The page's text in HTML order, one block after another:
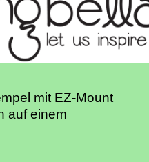
mit EZ-Mount
auf einem